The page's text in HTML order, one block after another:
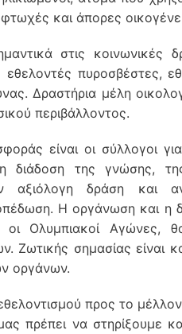
και άπορες
στις κοινωνικές
πυροσβέστες,
Δραστήρια μέλη
περιβάλλοντος.
είναι οι σύλλογοι
διάδοση της γνώσης,
αξιόλογη δράση και
Η οργάνωση και η
Ολυμπιακοί Αγώνες,
Ζωτικής σημασίας είναι
οργάνων.
προς το
πρέπει να στηρίξουμε